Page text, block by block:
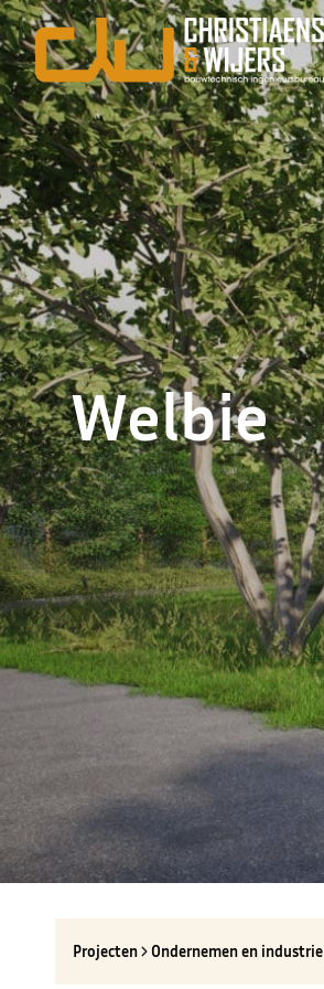
Welbie
Projecten Ondernemen en industrie